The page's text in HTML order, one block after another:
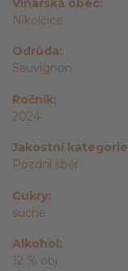
Vinařská obec
Nikolčice
Odrůda
Sauvignon
Ročník
2024
Jakostní kategorie
Pozdní sběr
Cukry
suché
Alkohol
12 % obj.